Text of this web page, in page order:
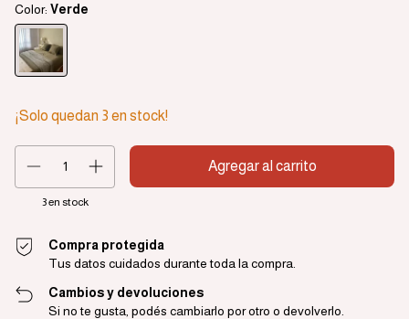
Color: Verde
¡Solo quedan 3 en stock!
3en stock
Compra protegida
Tus datos cuidados durante toda la compra.
Cambios y devoluciones
Si no te gusta, podés cambiarlo por otro o devolverlo.